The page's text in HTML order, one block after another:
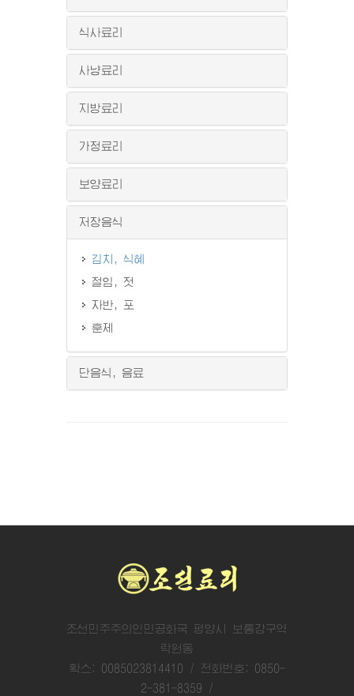
식사료리
사냥료리
지방료리
가정료리
보양료리
저장음식
김치, 식혜
절임, 젓
자반, 포
훈제
단음식, 음료
조선민주주의인민공화국 평양시 보통강구역
락원동
확스: 0085023814410 / 전화번호: 0850-
2-381-8359 /